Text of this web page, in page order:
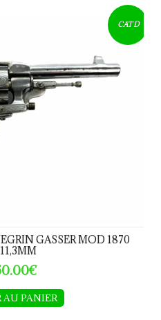
CAT D
GASSER MOD 1870 CAL
GASSER MOD 1870
AU PANIER